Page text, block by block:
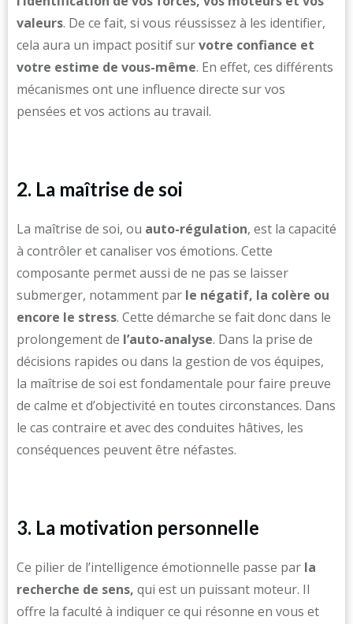
valeurs. De ce fait, si vous réussissez à les identifier,
cela aura un impact positif survotre confiance et
votre estime de vous-même. En effet, ces différents
mécanismes ont une influence directe sur vos
pensées et vos actions au travail.
2. La maîtrise de soi
La maîtrise de soi, ou auto-régulation, est la capacité
à contrôler et canaliser vos émotions. Cette
composante permet aussi de ne pas se laisser
submerger, notamment par le négatif, la colère ou
encore le stress. Cette démarche se fait donc dans le
prolongement de l’auto-analyse. Dans la prise de
décisions rapides ou dans la gestion de vos équipes,
la maîtrise de soi est fondamentale pour faire preuve
de calme et d’objectivité en toutes circonstances. Dans
le cas contraire et avec des conduites hâtives, les
conséquences peuvent être néfastes.
3. La motivation personnelle
Ce pilier de l’intelligence émotionnelle passe par la
recherche de sens, qui est un puissant moteur. Il
offre la faculté à indiquer ce qui résonne en vous et